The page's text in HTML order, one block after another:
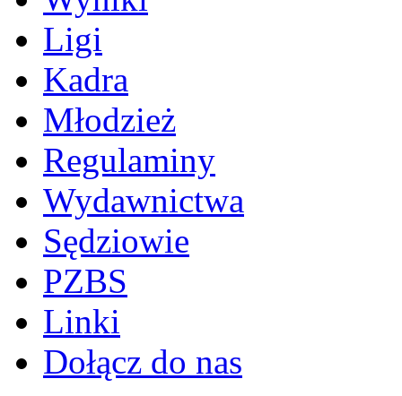
Ligi
Kadra
Młodzież
Regulaminy
Wydawnictwa
Sędziowie
PZBS
Linki
Dołącz do nas